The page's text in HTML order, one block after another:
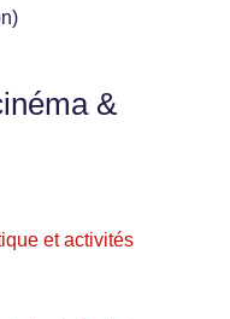
&
et activités